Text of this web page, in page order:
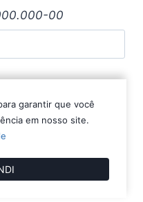
00
0
*
garantir que você
em nosso site.